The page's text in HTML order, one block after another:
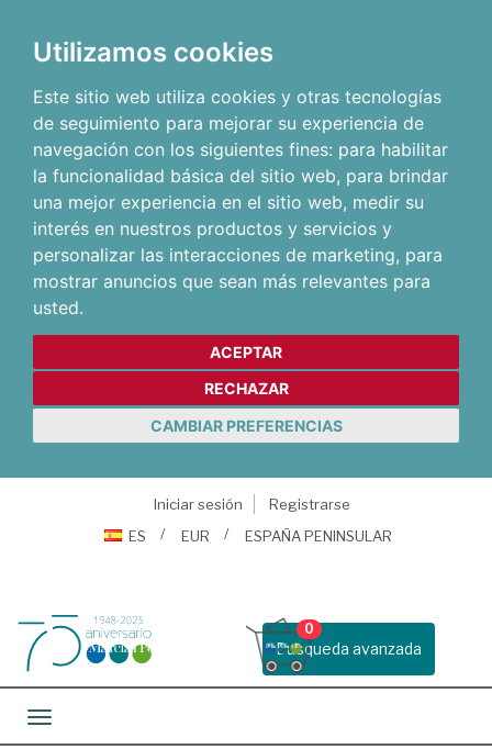
Utilizamos cookies
Este sitio web utiliza cookies y otras tecnologías
de seguimiento para mejorar su experiencia de
navegación con los siguientes fines: para habilitar
la funcionalidad básica del sitio web, para brindar
una mejor experiencia en el sitio web, medir su
interés en nuestros productos y servicios y
personalizar las interacciones de marketing, para
mostrar anuncios que sean más relevantes para
usted.
ACEPTAR
RECHAZAR
CAMBIAR PREFERENCIAS
Iniciar sesión
Registrarse
ES
EUR ESPAÑA PENINSULAR
Busqueda avanzada
0
Toggle navigation